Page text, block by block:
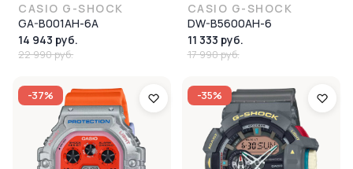
CASIO G-SHOCK
GA-B001AH-6A
14 943 руб.
22 990 руб.
CASIO G-SHOCK
DW-B5600AH-6
11 333 руб.
17 990 руб.
-37% -35%